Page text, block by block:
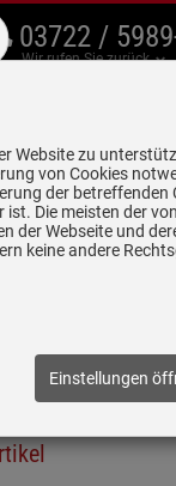
03722 /
Wir rufen Sie zurück
auf
Produkte
60 Weiß (alpin) -
Website zu
von Cookies
der
Die meisten der
der Webseite und
keine andere
Einstellungen